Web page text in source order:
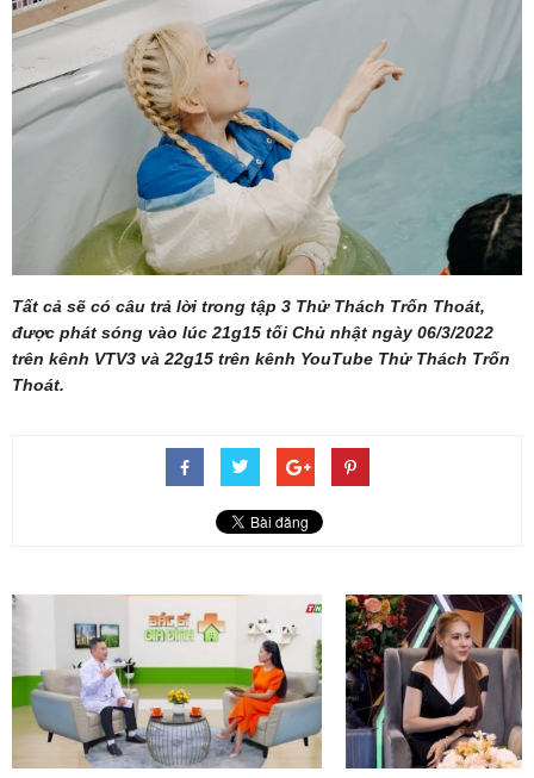
Tất cả sẽ có câu trả lời trong tập 3 Thử Thách Trốn Thoát,
được phát sóng vào lúc 21g15 tối Chủ nhật ngày 06/3/2022
trên kênh VTV3 và 22g15 trên kênh YouTube Thử Thách Trốn
Thoát.